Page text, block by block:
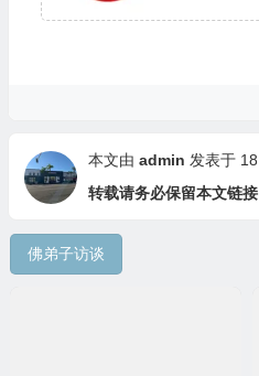
本文由 admin 发表于
转载请务必保留本文链接
佛弟子访谈